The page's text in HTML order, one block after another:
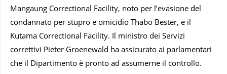
Mangaung Correctional Facility, noto per l’evasione del
condannato per stupro e omicidio Thabo Bester, e il
Kutama Correctional Facility. Il ministro dei Servizi
correttivi Pieter Groenewald ha assicurato ai parlamentari
che il Dipartimento è pronto ad assumerne il controllo.